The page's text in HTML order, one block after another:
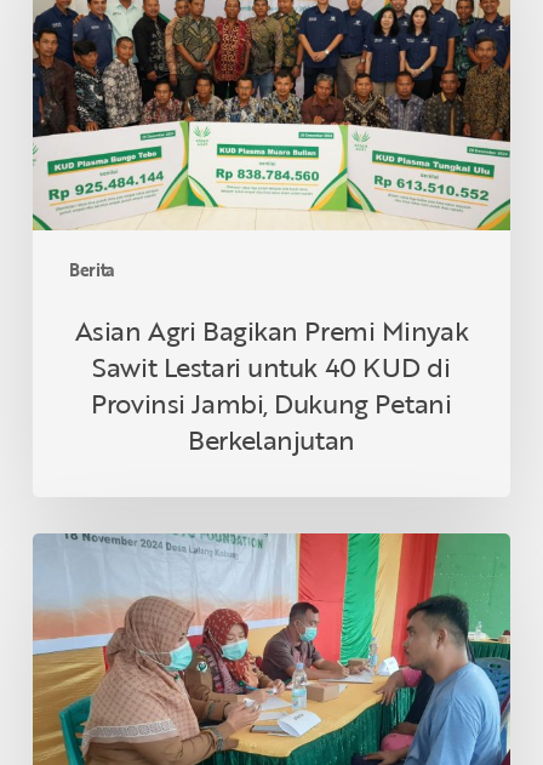
Berita
Premi
Minyak
Sawit
Lestari
untuk
40
KUD
di
Provinsi
Dukung
Petani
Berkelanjutan
Asian Agri Bagikan Premi Minyak
Sawit Lestari untuk 40 KUD di
Provinsi Jambi, Dukung Petani
Berkelanjutan
Asian
&
Tanoto
Foundation
Gelar
Sehat
Bersama